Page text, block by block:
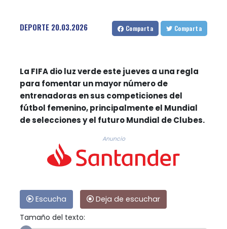
DEPORTE 20.03.2026 Comparta Comparta
La FIFA dio luz verde este jueves a una regla
para fomentar un mayor número de
entrenadoras en sus competiciones del
fútbol femenino, principalmente el Mundial
de selecciones y el futuro Mundial de Clubes.
Anuncio
Escucha
Deja de escuchar
Tamaño del texto: